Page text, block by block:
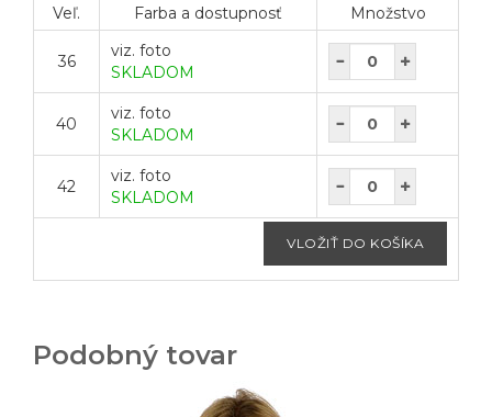
Veľ. Farba a dostupnosť Množstvo
36
viz. foto
SKLADOM
40
viz. foto
SKLADOM
42
viz. foto
SKLADOM
Podobný tovar